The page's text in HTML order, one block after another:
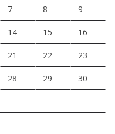
7 8 9
14 15 16
21 22 23
28 29 30